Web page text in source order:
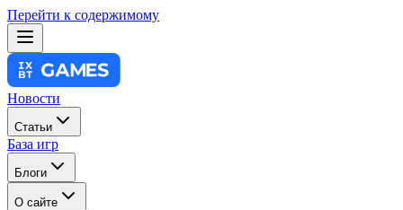
Перейти к содержимому
Новости
Статьи
База игр
Блоги
О сайте